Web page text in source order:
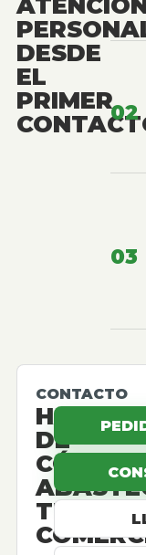
DESDE
EL
PRIMER02
03
CONTACTO
DE
CÓMO
TU